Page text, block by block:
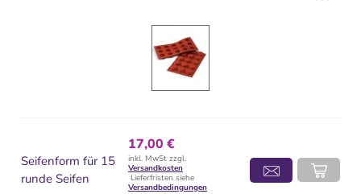
Seifenform für 15
runde Seifen
17,00 €
inkl. MwSt zzgl.
Versandkosten
Lieferfristen siehe
Versandbedingungen